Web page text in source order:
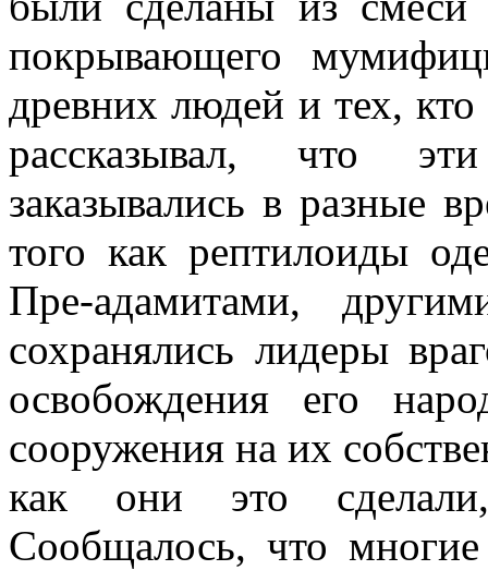
покрывающего
древних людей и тех,
рассказывал, что эти
заказывались в разные
того как рептилоиды
Пре-адамитами,
сохранялись лидеры
освобождения его
сооружения на их
как они это
Сообщалось, что